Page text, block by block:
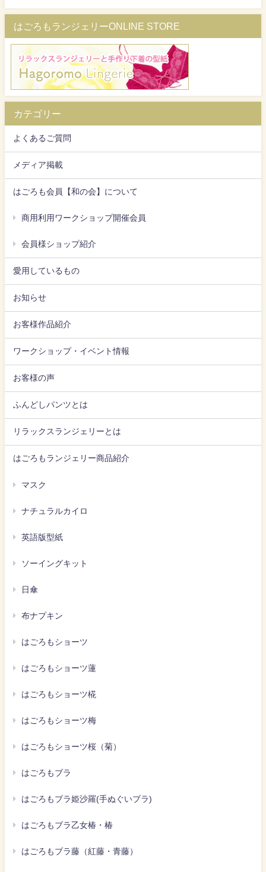
はごろもランジェリーONLINE STORE
カテゴリー
よくあるご質問
メディア掲載
はごろも会員【和の会】について
商用利用ワークショップ開催会員
会員様ショップ紹介
愛用しているもの
お知らせ
お客様作品紹介
ワークショップ・イベント情報
お客様の声
ふんどしパンツとは
リラックスランジェリーとは
はごろもランジェリー商品紹介
マスク
ナチュラルカイロ
英語版型紙
ソーイングキット
日傘
布ナプキン
はごろもショーツ
はごろもショーツ蓮
はごろもショーツ椛
はごろもショーツ梅
はごろもショーツ桜（菊）
はごろもブラ
はごろもブラ姫沙羅(手ぬぐいブラ)
はごろもブラ乙女椿・椿
はごろもブラ藤（紅藤・青藤）